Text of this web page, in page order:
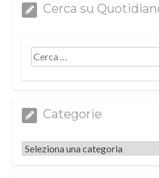
Cerca su
Categorie
Categorie